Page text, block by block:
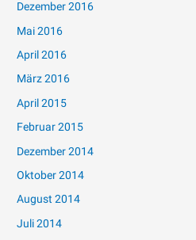
Dezember 2016
Mai 2016
April 2016
März 2016
April 2015
Februar 2015
Dezember 2014
Oktober 2014
August 2014
Juli 2014